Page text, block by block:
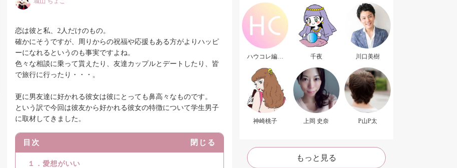
恋は彼と私、2人だけのもの。
確かにそうですが、周りからの祝福や応援もある方がよりハッピ
ーになれるというのも事実ですよね。
色々な相談に乗って貰えたり、友達カップルとデートしたり、皆
で旅行に行ったり・・・。
更に男友達に好かれる彼女は彼にとっても鼻高々なものです。
という訳で今回は彼友から好かれる彼女の特徴について学生男子
に取材してきました。
目次 閉じる
１．愛想がいい
ハウコレ編集
千夜 川口美樹
神崎桃子 上岡 史奈 P山P太
もっと見る